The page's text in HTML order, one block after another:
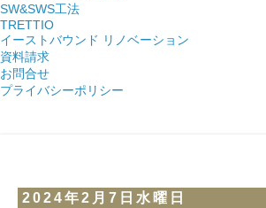
SW&SWS工法
TRETTIO
イーストバウンド リノベーション
資料請求
お問合せ
プライバシーポリシー
2024年2月7日水曜日